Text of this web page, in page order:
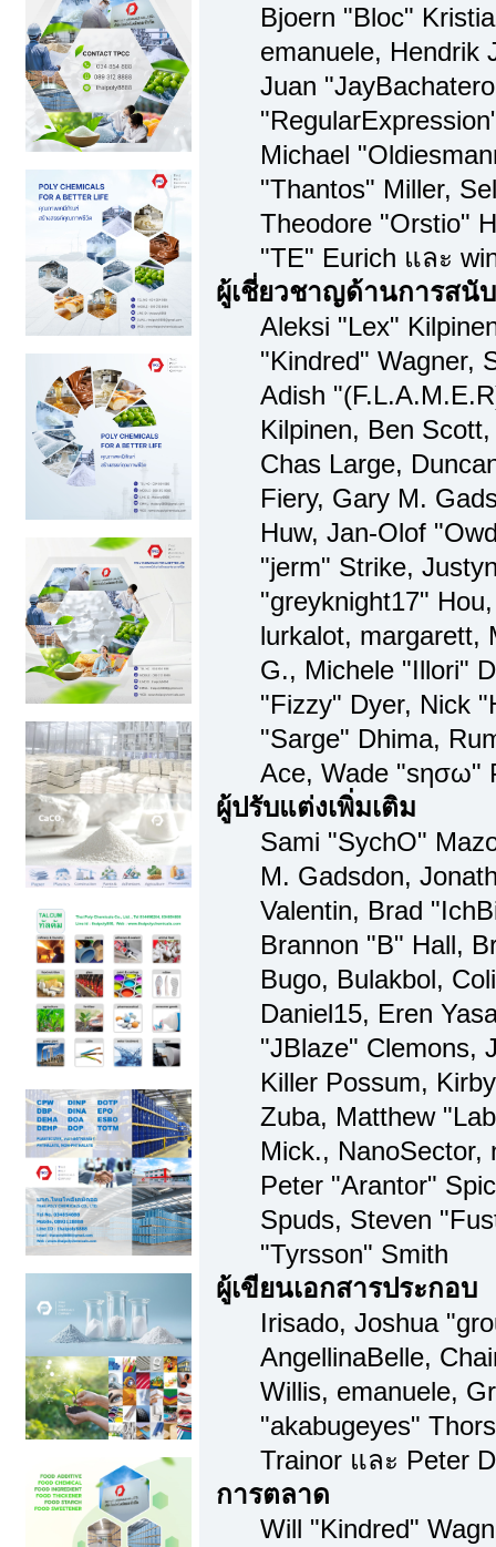
Bjoern "Bloc"
emanuele, Hendrik
Juan
Michael
"Thantos" Miller,
Theodore "Orstio"
"TE" Eurich และ
ผู้เชี่ยวชาญด้านการสนั
Aleksi "Lex"
"Kindred" Wagner,
Adish
Kilpinen, Ben
Chas Large,
Fiery, Gary M.
Huw, Jan-Olof
"jerm" Strike,
"greyknight17"
lurkalot, margarett,
G., Michele "Illori"
"Fizzy" Dyer, Nick
"Sarge" Dhima,
Ace, Wade "sησω"
ผู้ปรับแต่งเพิ่มเติม
Sami "SychO"
M. Gadsdon,
Valentin, Brad
Brannon "B" Hall,
Bugo, Bulakbol,
Daniel15, Eren
"JBlaze" Clemons,
Killer Possum,
Zuba, Matthew
Mick., NanoSector,
Peter "Arantor"
Spuds, Steven
"Tyrsson" Smith
ผู้เขียนเอกสารประกอบ
Irisado, Joshua
AngellinaBelle,
Willis, emanuele,
"akabugeyes"
Trainor และ Peter
การตลาด
Will "Kindred"